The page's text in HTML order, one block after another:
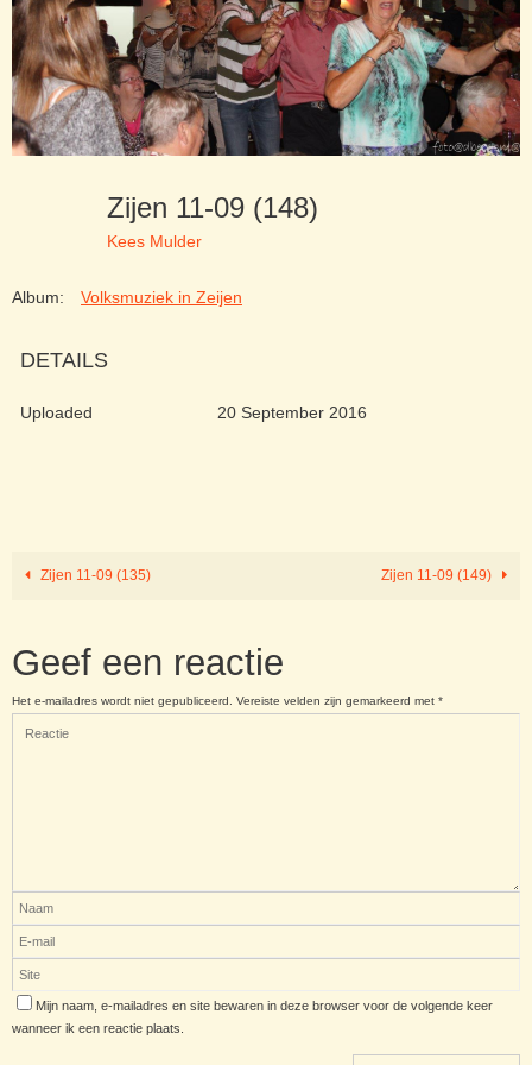
Zijen 11-09 (148)
Kees Mulder
Album: Volksmuziek in Zeijen
DETAILS
Uploaded 20 September 2016
Zijen 11-09 (135) Zijen 11-09 (149)
Geef een reactie
Het e-mailadres wordt niet gepubliceerd. Vereiste velden zijn gemarkeerd met *
Mijn naam, e-mailadres en site bewaren in deze browser voor de volgende keer
wanneer ik een reactie plaats.